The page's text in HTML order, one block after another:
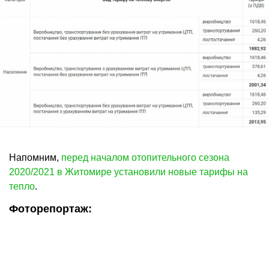
Напомним, перед началом отопительного сезона
2020/2021 в Житомире установили новые тарифы на
тепло.
Фоторепортаж: